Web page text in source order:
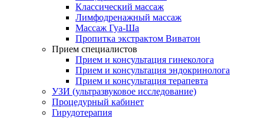
Классический массаж
Лимфодренажный массаж
Массаж Гуа-Ша
Пропитка экстрактом Виватон
Прием специалистов
Прием и консультация гинеколога
Прием и консультация эндокринолога
Прием и консультация терапевта
УЗИ (ультразвуковое исследование)
Процедурный кабинет
Гирудотерапия